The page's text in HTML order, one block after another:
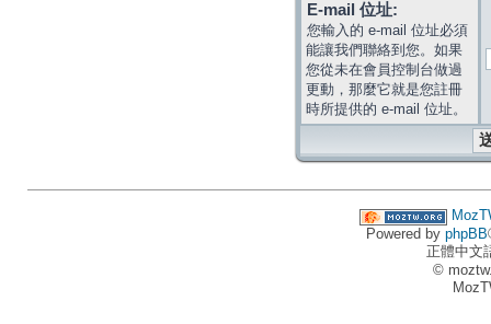
E-mail 位址:
您輸入的 e-mail 位址必須
能讓我們聯絡到您。如果
您從未在會員控制台做過
更動，那麼它就是您註冊
時所提供的 e-mail 位址。
Powered by phpBB
正體中文
©